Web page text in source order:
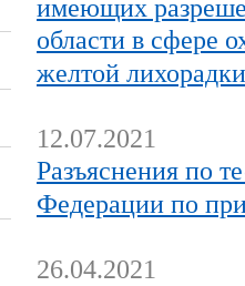
имеющих
области в сфере
желтой лихорадки
12.07.2021
Разъяснения по
Федерации по
26.04.2021